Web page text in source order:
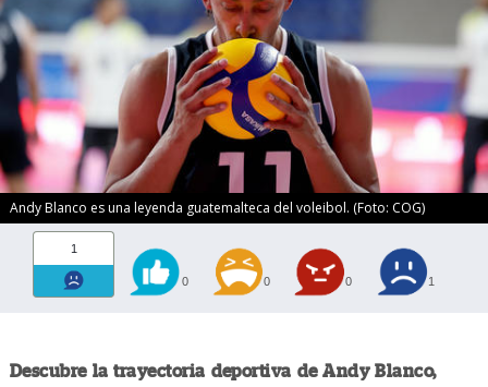
Andy Blanco es una leyenda guatemalteca del voleibol. (Foto: COG)
1
0 0 0 1
Descubre la trayectoria deportiva de Andy Blanco,